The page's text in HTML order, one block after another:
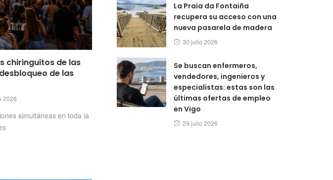
chiringuitos de las
de las
2026
simultáneas en toda la
La Praia da Fontaiña
recupera su acceso con una
nueva pasarela de madera
Posted
30 julio 2026
Se buscan enfermeros,
vendedores, ingenieros y
especialistas: estas son las
últimas ofertas de empleo
en Vigo
Posted
29 julio 2026